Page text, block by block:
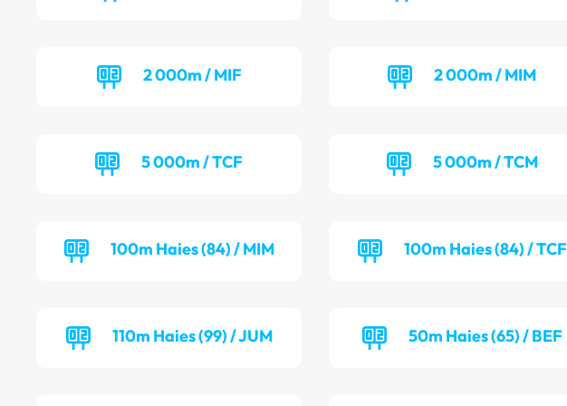
2 000m / MIF 2 000m / MIM
5 000m / TCF 5 000m / TCM
100m Haies (84) / MIM 100m Haies (84) / TCF
110m Haies (99) / JUM 50m Haies (65) / BEF